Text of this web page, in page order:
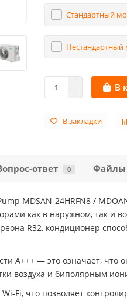
Стандартный
Нестандартный
В
В закладки
ответ 0 Файлы
MDSAN-24HRFN8 /
как в наружном, так и
R32, кондиционер
А+++ — это означает, что
воздуха и биполярным
Fi, что позволяет